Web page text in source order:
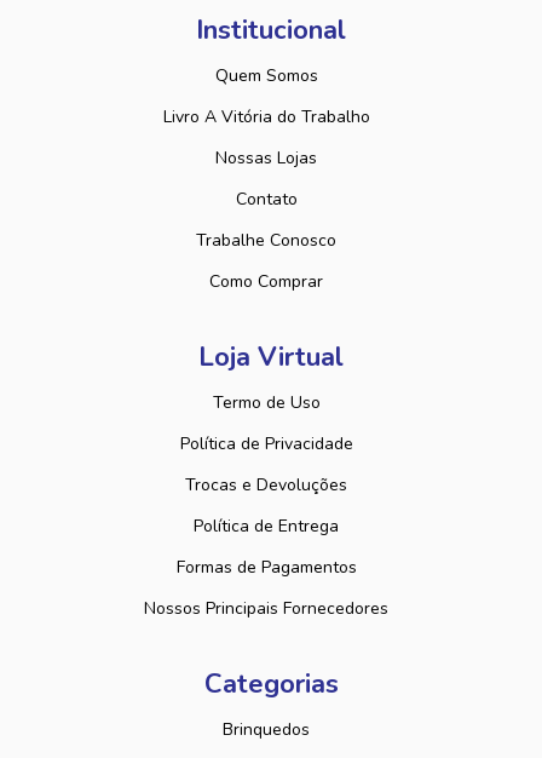
Institucional
Quem Somos
Livro A Vitória do Trabalho
Nossas Lojas
Contato
Trabalhe Conosco
Como Comprar
Loja Virtual
Termo de Uso
Política de Privacidade
Trocas e Devoluções
Política de Entrega
Formas de Pagamentos
Nossos Principais Fornecedores
Categorias
Brinquedos